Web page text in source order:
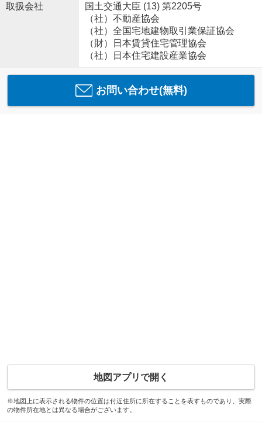
取扱会社
国土交通大臣 (13) 第2205号
（社）不動産協会
（社）全国宅地建物取引業保証協会
（財）日本賃貸住宅管理協会
（社）日本住宅建設産業協会
お問い合わせ(無料)
地図アプリで開く
※地図上に表示される物件の位置は付近住所に所在することを表すものであり、実際
の物件所在地とは異なる場合がございます。